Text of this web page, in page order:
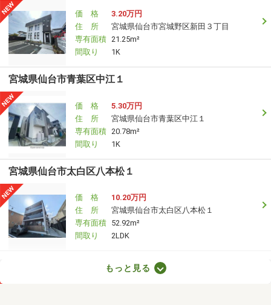
価 格
3.20万円
住 所
宮城県仙台市宮城野区新田３丁目
専有面積 21.25m²
間取り
1K
宮城県仙台市青葉区中江１
価 格
5.30万円
住 所
宮城県仙台市青葉区中江１
専有面積 20.78m²
間取り
1K
宮城県仙台市太白区八本松１
価 格
10.20万円
住 所
宮城県仙台市太白区八本松１
専有面積 52.92m²
間取り
2LDK
宮城県仙台市太白区八本松１
もっと見る